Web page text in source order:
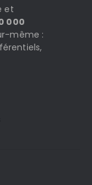
et
000
même :